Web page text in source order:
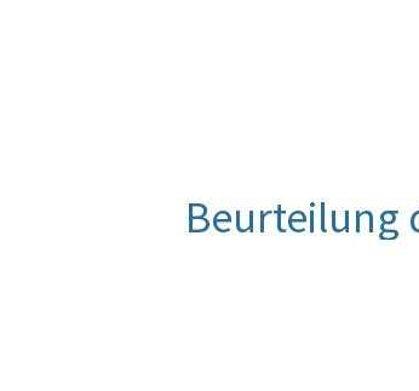
Beurteilung